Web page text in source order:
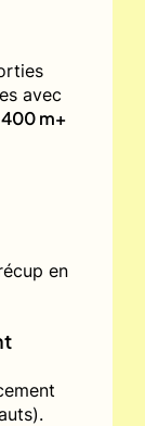
avec
400 m+
en